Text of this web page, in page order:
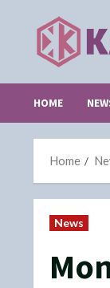
content
HOME
Home
News